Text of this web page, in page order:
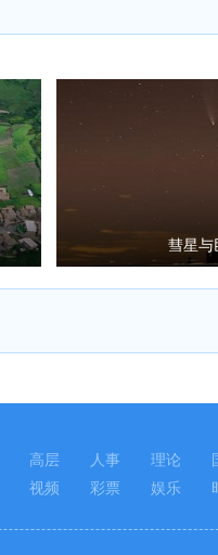
彗星
高层 人事 理论
视频 彩票 娱乐